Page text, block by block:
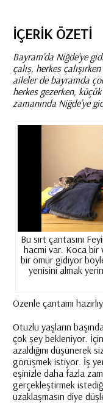
İÇERIK ÖZETI
Bayram’da Niğde’ye
çalış, herkes
aileler de bayramda
herkes gezerken,
zamanında Niğde’ye
Bu sırt çantasını
hacmi var. Koca bir
bir ömür gidiyor
yenisini almak
Özenle çantamı
Otuzlu yaşların
çok şey bekleniyor.
azaldığını düşünerek
görüşmek istiyor. İş
eşinizle daha fazla
gerçekleştirmek
uzaklaşmasın diye